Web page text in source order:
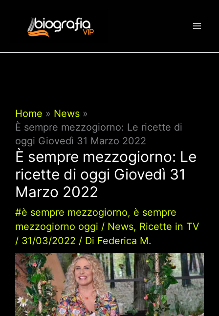
contenuto
Home
News
È sempre mezzogiorno: Le ricette di
oggi Giovedì 31 Marzo 2022
È sempre mezzogiorno: Le
ricette di oggi Giovedì 31
Marzo 2022
#è sempre mezzogiorno, è sempre
mezzogiorno oggi / News, Ricette in TV
/ 31/03/2022 / Di Federica M.